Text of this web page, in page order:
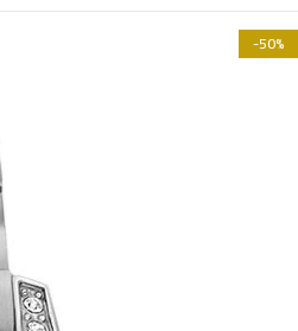
-50%